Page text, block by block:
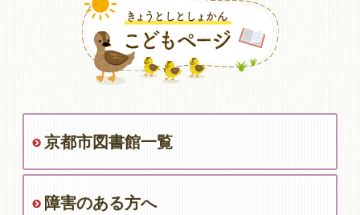
京都市図書館一覧
障害のある方へ